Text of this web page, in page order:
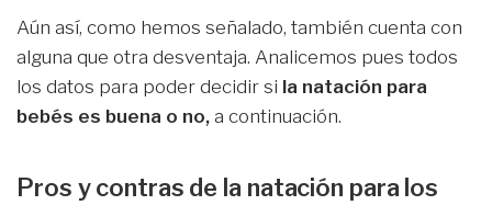
Aún así, como hemos señalado, también cuenta con
alguna que otra desventaja. Analicemos pues todos
los datos para poder decidir si la natación para
bebés es buena o no, a continuación.
Pros y contras de la natación para los